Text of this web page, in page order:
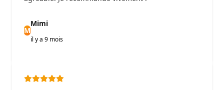
M
Mimi
il y a 9 mois